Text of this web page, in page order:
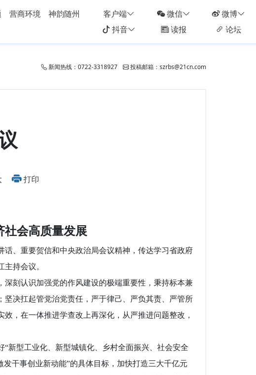
营商环境
神韵随州
客户端 微信
微博
抖音
读报 论坛
新闻热线：0722-3318927 投稿邮箱：szrbs@21cn.com
打印
社会高质量发展
、重要贺信和中央政治局会议精神，传达学习省政府
持会议。
刻认识加强党的作风建设的极端重要性，秉持标本兼
决扛起管党治党责任，严于律己、严负其责、严管所
，在一体推进学查改上再深化，从严推进问题整改，
型工业化、新型城镇化、乡村全面振兴、社会安全
干事创业新动能”的具体目标，加快打造三大千亿元